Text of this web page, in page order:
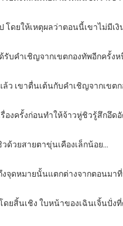
โดยให้เหตุผลว่าตอนนี้เขาไม่มีเ
รับคำเชิญจากเขตกองทัพอีกครั้งห
ล้ว เขาตื่นเต้นกับคำเชิญจากเข
องครั้งก่อนทำให้จ้าวหู่ชิวรู้สึกอึด
ด้วยสายตาขุ่นเคืองเล็กน้อย…
งจุดหมายนั้นแตกต่างจากตอนมา
ยสิ้นเชิง ใบหน้าของเฉินเจิ้นปั่ง